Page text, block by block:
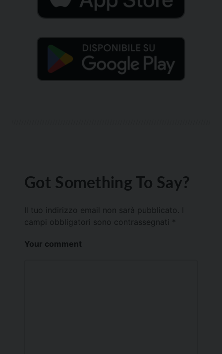
Got Something To Say?
Il tuo indirizzo email non sarà pubblicato.
campi obbligatori sono contrassegnati *
Your comment